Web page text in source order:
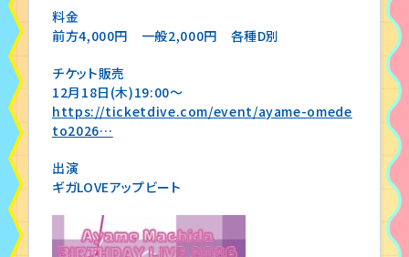
料金
前方4,000円 一般2,000円 各種D別
チケット販売
12月18日(木)19:00〜
https://ticketdive.com/event/ayame-omede
to2026…
出演
ギガLOVEアップビート